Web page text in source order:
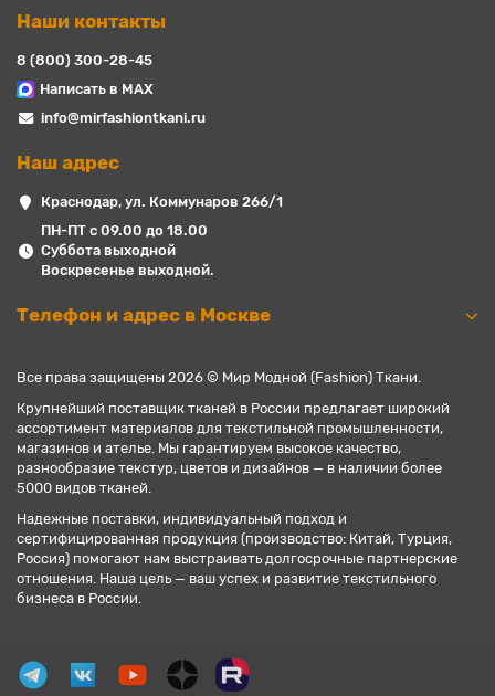
Наши контакты
8 (800) 300-28-45
Написать в MAX
info@mirfashiontkani.ru
Наш адрес
Краснодар, ул. Коммунаров 266/1
ПН-ПТ с 09.00 до 18.00
Суббота выходной
Воскресенье выходной.
Телефон и адрес в Москве
Все права защищены 2026 © Мир Модной (Fashion) Ткани.
Крупнейший поставщик тканей в России предлагает широкий
ассортимент материалов для текстильной промышленности,
магазинов и ателье. Мы гарантируем высокое качество,
разнообразие текстур, цветов и дизайнов — в наличии более
5000 видов тканей.
Надежные поставки, индивидуальный подход и
сертифицированная продукция (производство: Китай, Турция,
Россия) помогают нам выстраивать долгосрочные партнерские
отношения. Наша цель — ваш успех и развитие текстильного
бизнеса в России.